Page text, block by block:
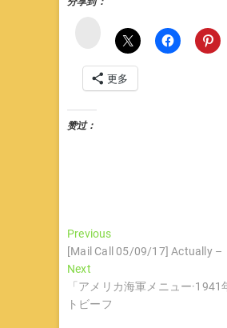
更多
赞过：
文
章
导
航
PreviousPrevious
post:
[Mail Call 05/09/17] Actually –
NextNext
post:
「アメリカ海軍メニュー·1941
トビーフ